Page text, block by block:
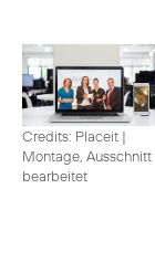
Credits: Placeit |
Montage, Ausschnitt
bearbeitet